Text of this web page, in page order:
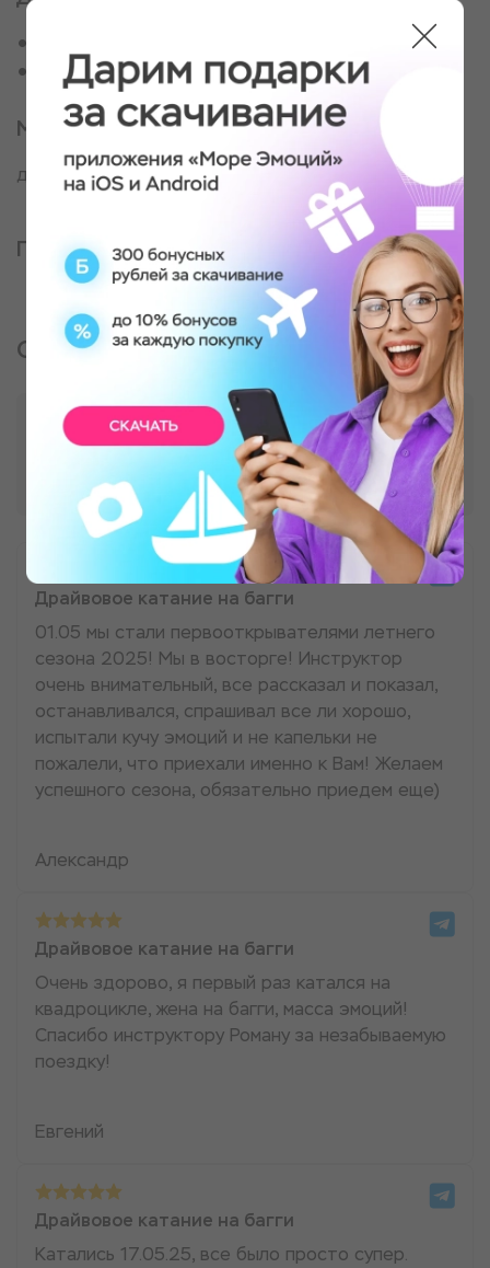
Для любителей скорости
Место проведения
д. Большие Акияры
Партнер, оказывающий услугу
Отзывы о подарке
Драйвовое катание на багги
01.05 мы стали первооткрывателями летнего
сезона 2025! Мы в восторге! Инструктор
очень внимательный, все рассказал и показал,
останавливался, спрашивал все ли хорошо,
испытали кучу эмоций и не капельки не
пожалели, что приехали именно к Вам! Желаем
успешного сезона, обязательно приедем еще)
Александр
Драйвовое катание на багги
Очень здорово, я первый раз катался на
квадроцикле, жена на багги, масса эмоций!
Спасибо инструктору Роману за незабываемую
поездку!
Евгений
Драйвовое катание на багги
Катались 17.05.25, все было просто супер.